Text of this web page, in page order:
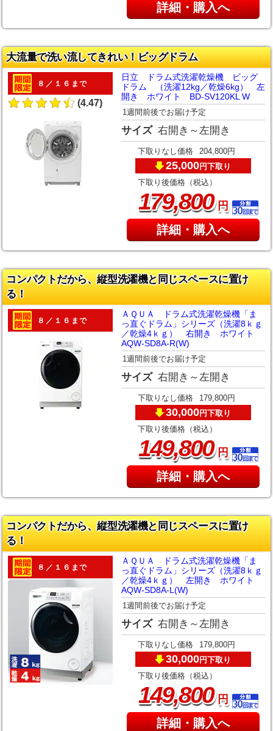
詳細・購入へ
大流量で洗い流してきれい！ビッグドラム
８／１６まで
(4.47)
日立 ドラム式洗濯乾燥機 ビッグ
ドラム （洗濯12kg／乾燥6kg） 左
開き ホワイト BD-SV120KL W
1週間前後でお届け予定
サイズ 右開き～左開き
下取りなし価格 204,800円
25,000円下取り
下取り後価格（税込）
179,800円
詳細・購入へ
コンパクトだから、縦型洗濯機と同じスペースに置け
る！
８／１６まで
ＡＱＵＡ ドラム式洗濯乾燥機「ま
っ直ぐドラム」シリーズ（洗濯8ｋｇ
／乾燥4ｋｇ） 右開き ホワイト
AQW-SD8A-R(W)
1週間前後でお届け予定
サイズ 右開き～左開き
下取りなし価格 179,800円
30,000円下取り
下取り後価格（税込）
149,800円
詳細・購入へ
コンパクトだから、縦型洗濯機と同じスペースに置け
る！
８／１６まで
ＡＱＵＡ ドラム式洗濯乾燥機「ま
っ直ぐドラム」シリーズ（洗濯8ｋｇ
／乾燥4ｋｇ） 左開き ホワイト
AQW-SD8A-L(W)
1週間前後でお届け予定
サイズ 右開き～左開き
下取りなし価格 179,800円
30,000円下取り
下取り後価格（税込）
149,800円
詳細・購入へ